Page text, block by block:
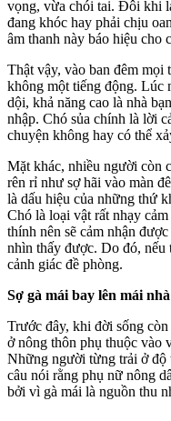
vọng, vừa chói tai. Đôi khi
đang khóc hay phải chịu
âm thanh này báo hiệu cho
Thật vậy, vào ban đêm
không một tiếng động. Lúc
dội, khả năng cao là nhà
nhập. Chó sủa chính là lời
chuyện không hay có thể
Mặt khác, nhiều người còn
rên rỉ như sợ hãi vào màn
là dấu hiệu của những thứ
Chó là loại vật rất nhạ‌y
thính nên sẽ cảm nhận
nhìn thấy được. Do đó,
cảnh giác đề phòng.
Sợ gà mái bay lên mái nhà
Trước đây, khi đời sống
ở nông thôn phụ thuộc vào
Những người từng trải ở độ
câu nói rằng phụ nữ nông
bởi vì gà mái là nguồn thu